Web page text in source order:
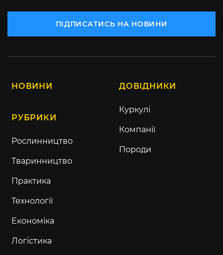
ПІДПИСАТИСЬ НА НОВИНИ
НОВИНИ
РУБРИКИ
Рослинництво
Тваринництво
Практика
Технології
Економіка
Логістика
ДОВІДНИКИ
Куркулі
Компанії
Породи